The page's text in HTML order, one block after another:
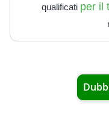
qualificati per il